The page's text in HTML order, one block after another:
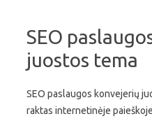
SEO
juostos tema
SEO paslaugos konvejerių
raktas internetinėje